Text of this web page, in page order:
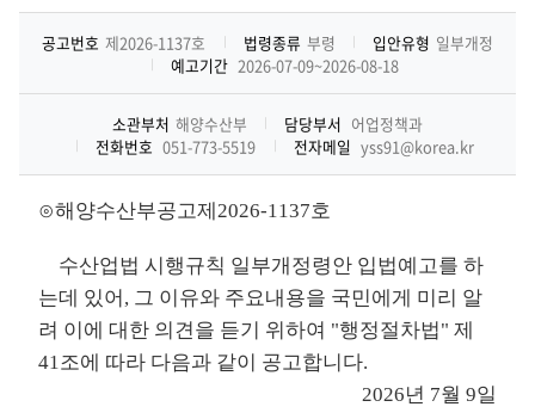
공고번호 제2026-1137호 법령종류 부령 입안유형 일부개정
예고기간 2026-07-09~2026-08-18
소관부처 해양수산부 담당부서 어업정책과
전화번호 051-773-5519 전자메일 yss91@korea.kr
⊙해양수산부공고제2026-1137호
수산업법 시행규칙 일부개정령안 입법예고를 하
는데 있어, 그 이유와 주요내용을 국민에게 미리 알
려 이에 대한 의견을 듣기 위하여 "행정절차법" 제
41조에 따라 다음과 같이 공고합니다.
2026년 7월 9일